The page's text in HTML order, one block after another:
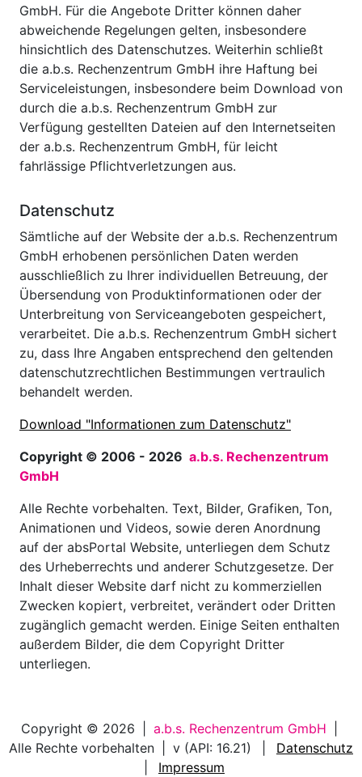
GmbH. Für die Angebote Dritter können daher
abweichende Regelungen gelten, insbesondere
hinsichtlich des Datenschutzes. Weiterhin schließt
die a.b.s. Rechenzentrum GmbH ihre Haftung bei
Serviceleistungen, insbesondere beim Download von
durch die a.b.s. Rechenzentrum GmbH zur
Verfügung gestellten Dateien auf den Internetseiten
der a.b.s. Rechenzentrum GmbH, für leicht
fahrlässige Pflichtverletzungen aus.
Datenschutz
Sämtliche auf der Website der a.b.s. Rechenzentrum
GmbH erhobenen persönlichen Daten werden
ausschließlich zu Ihrer individuellen Betreuung, der
Übersendung von Produktinformationen oder der
Unterbreitung von Serviceangeboten gespeichert,
verarbeitet. Die a.b.s. Rechenzentrum GmbH sichert
zu, dass Ihre Angaben entsprechend den geltenden
datenschutzrechtlichen Bestimmungen vertraulich
behandelt werden.
Download "Informationen zum Datenschutz"
Copyright © 2006 - 2026 a.b.s. Rechenzentrum
GmbH
Alle Rechte vorbehalten. Text, Bilder, Grafiken, Ton,
Animationen und Videos, sowie deren Anordnung
auf der absPortal Website, unterliegen dem Schutz
des Urheberrechts und anderer Schutzgesetze. Der
Inhalt dieser Website darf nicht zu kommerziellen
Zwecken kopiert, verbreitet, verändert oder Dritten
zugänglich gemacht werden. Einige Seiten enthalten
außerdem Bilder, die dem Copyright Dritter
unterliegen.
Copyright © 2026 a.b.s. Rechenzentrum GmbH
Alle Rechte vorbehalten
v (API: 16.21)
Datenschutz
Impressum